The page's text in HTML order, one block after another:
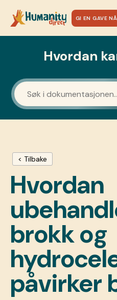
GI EN GAVE NÅ
Hvordan
< Tilbake
Hvordan
brokk og
påvirker